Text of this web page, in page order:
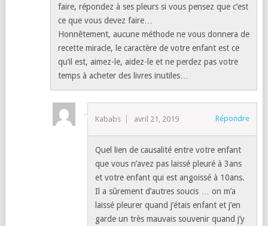
faire, répondez à ses pleurs si vous pensez que c’est
ce que vous devez faire…
Honnêtement, aucune méthode ne vous donnera de
recette miracle, le caractère de votre enfant est ce
qu’il est, aimez-le, aidez-le et ne perdez pas votre
temps à acheter des livres inutiles…
Kababs avril 21, 2019 Répondre
Quel lien de causalité entre votre enfant
que vous n’avez pas laissé pleuré à 3ans
et votre enfant qui est angoissé à 10ans.
Il a sûrement d’autres soucis … on m’a
laissé pleurer quand j’étais enfant et j’en
garde un très mauvais souvenir quand j’y